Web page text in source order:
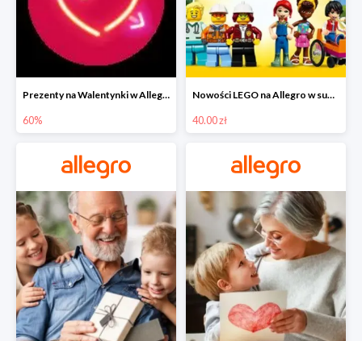
Prezenty na Walentynki w Allegro do -60%
60%
Nowości LEGO na Allegro w super cenach od 40 zł
40.00 zł